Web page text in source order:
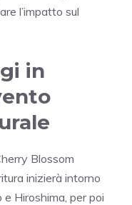
l’impatto sul
in
Blossom
inizierà intorno
Hiroshima, per poi